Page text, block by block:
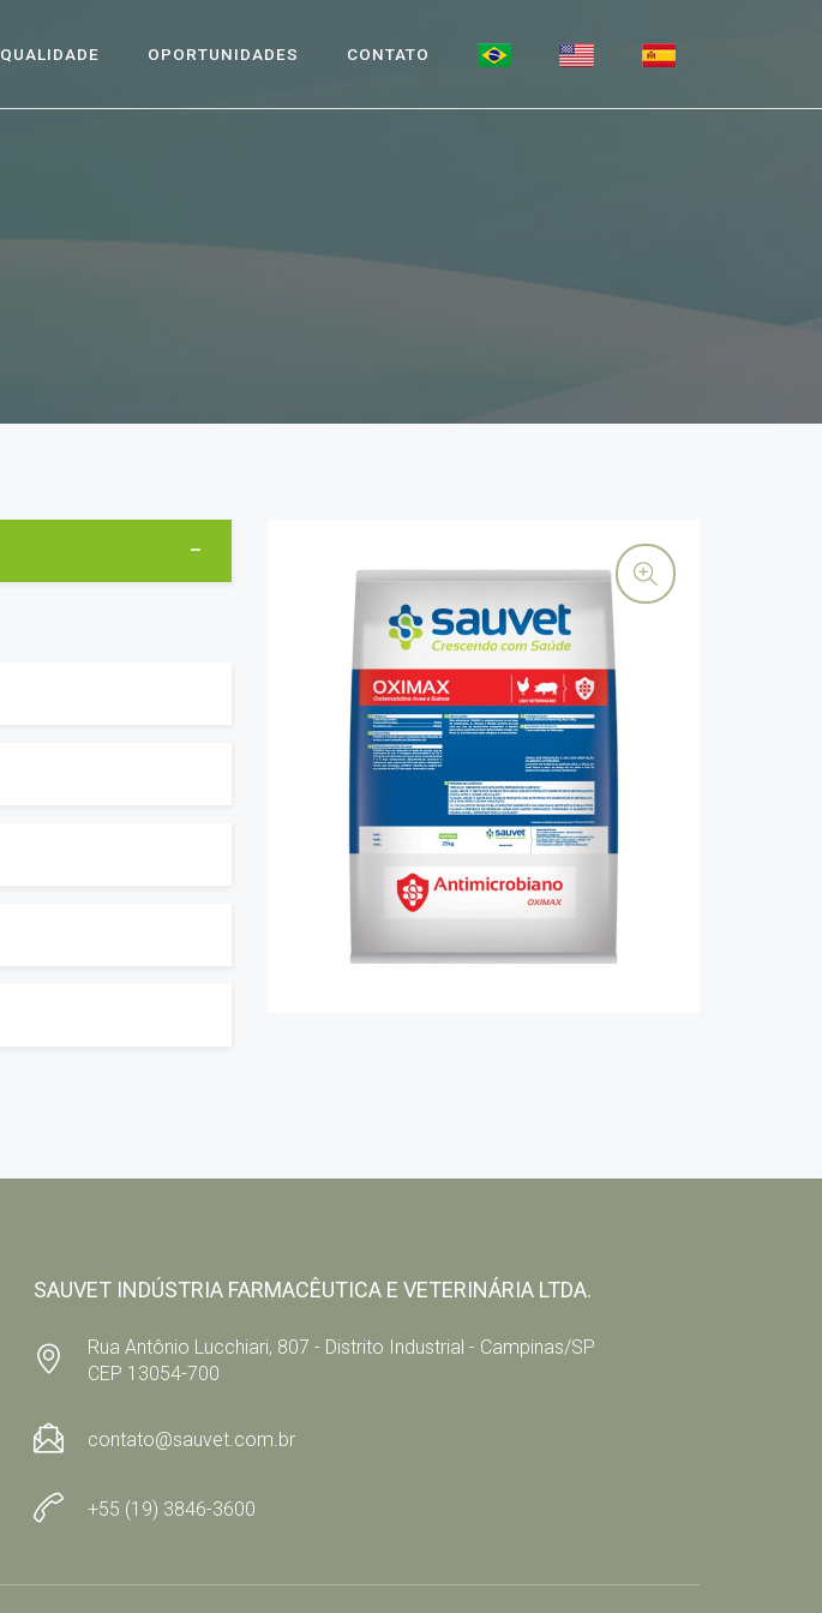
QUALIDADE OPORTUNIDADES CONTATO
SAUVET INDÚSTRIA FARMACÊUTICA E VETERINÁRIA LTDA.
Rua Antônio Lucchiari, 807 - Distrito Industrial - Campinas/SP
CEP 13054-700
contato@sauvet.com.br
+55 (19) 3846-3600